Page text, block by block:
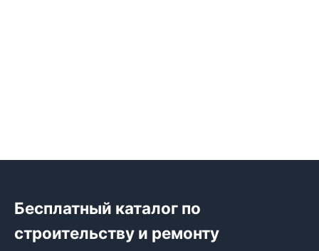
Бесплатный каталог по
строительству и ремонту